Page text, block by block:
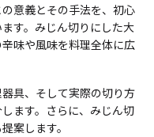
意義とその手法を、初心
す。みじん切りにした大
味や風味を料理全体に広
具、そして実際の切り方
ます。さらに、みじん切
案します。